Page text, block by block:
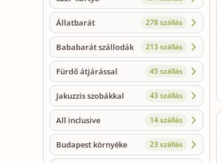
Állatbarát 278 szállás
Bababarát szállodák 213 szállás
Fürdő átjárással 45 szállás
Jakuzzis szobákkal 43 szállás
All inclusive 14 szállás
Budapest környéke 23 szállás